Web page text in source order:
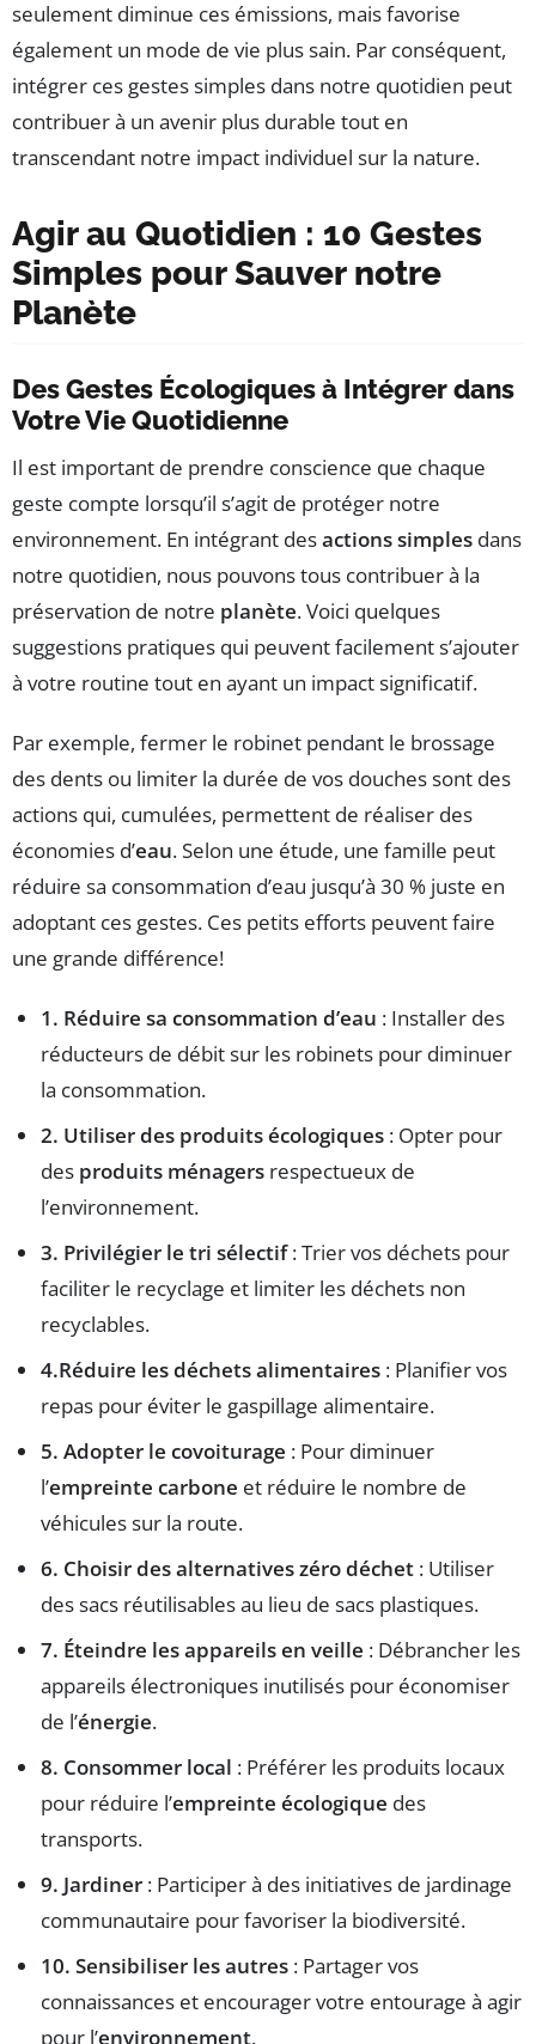
seulement diminue ces émissions, mais favorise
également un mode de vie plus sain. Par conséquent,
intégrer ces gestes simples dans notre quotidien peut
contribuer à un avenir plus durable tout en
transcendant notre impact individuel sur la nature.
Agir au Quotidien : 10 Gestes
Simples pour Sauver notre
Planète
Des Gestes Écologiques à Intégrer dans
Votre Vie Quotidienne
Il est important de prendre conscience que chaque
geste compte lorsqu’il s’agit de protéger notre
environnement. En intégrant desactions simples dans
notre quotidien, nous pouvons tous contribuer à la
préservation de notre planète. Voici quelques
suggestions pratiques qui peuvent facilement s’ajouter
à votre routine tout en ayant un impact significatif.
Par exemple, fermer le robinet pendant le brossage
des dents ou limiter la durée de vos douches sont des
actions qui, cumulées, permettent de réaliser des
économies d’eau. Selon une étude, une famille peut
réduire sa consommation d’eau jusqu’à 30 % juste en
adoptant ces gestes. Ces petits efforts peuvent faire
une grande différence!
1. Réduire sa consommation d’eau : Installer des
réducteurs de débit sur les robinets pour diminuer
la consommation.
2. Utiliser des produits écologiques : Opter pour
des produits ménagers respectueux de
l’environnement.
3. Privilégier le tri sélectif: Trier vos déchets pour
faciliter le recyclage et limiter les déchets non
recyclables.
4.Réduire les déchets alimentaires : Planifier vos
repas pour éviter le gaspillage alimentaire.
5. Adopter le covoiturage : Pour diminuer
l’empreinte carbone et réduire le nombre de
véhicules sur la route.
6. Choisir des alternatives zéro déchet : Utiliser
des sacs réutilisables au lieu de sacs plastiques.
7. Éteindre les appareils en veille : Débrancher les
appareils électroniques inutilisés pour économiser
de l’énergie.
8. Consommer local : Préférer les produits locaux
pour réduire l’empreinte écologique des
transports.
9. Jardiner : Participer à des initiatives de jardinage
communautaire pour favoriser la biodiversité.
10. Sensibiliser les autres : Partager vos
connaissances et encourager votre entourage à agir
pour l’environnement.